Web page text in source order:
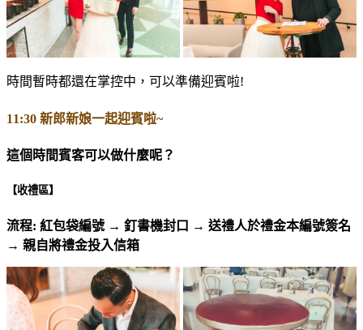
時間暫時都還在掌控中，可以準備迎賓啦!
11:30 新郎新娘一起迎賓啦~
這個時間賓客可以做什麼呢？
【收禮區】
流程: 紅包袋編號 → 釘書機封口 → 送禮人於禮金本編號簽名
→ 親自將禮金投入信箱